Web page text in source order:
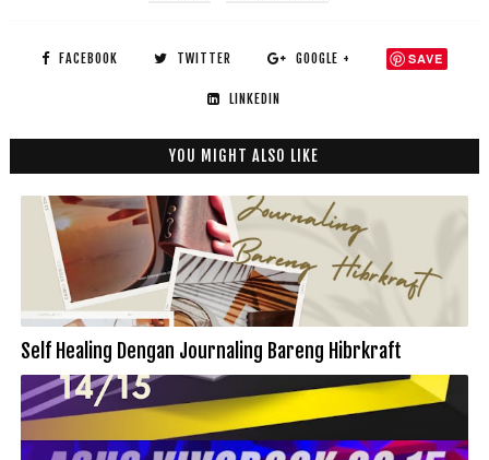
FACEBOOK TWITTER GOOGLE + SAVE
LINKEDIN
YOU MIGHT ALSO LIKE
Self Healing Dengan Journaling Bareng Hibrkraft